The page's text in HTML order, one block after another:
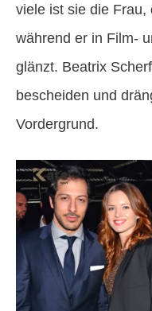
viele ist sie die Frau,
während er in Film-
glänzt. Beatrix
bescheiden und
Vordergrund.